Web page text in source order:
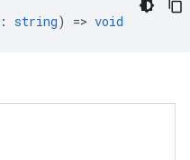
: string) => void